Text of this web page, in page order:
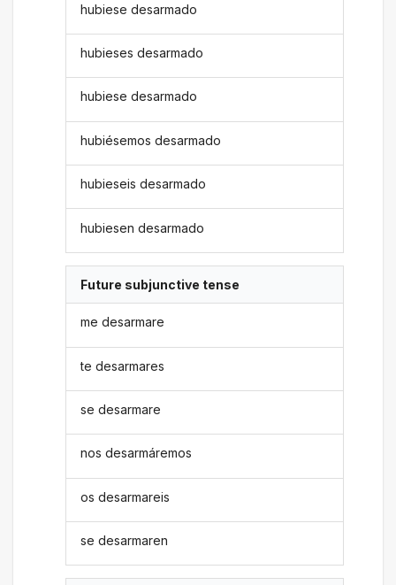
hubiese desarmado
hubieses desarmado
hubiese desarmado
hubiésemos desarmado
hubieseis desarmado
hubiesen desarmado
Future subjunctive tense
me desarmare
te desarmares
se desarmare
nos desarmáremos
os desarmareis
se desarmaren